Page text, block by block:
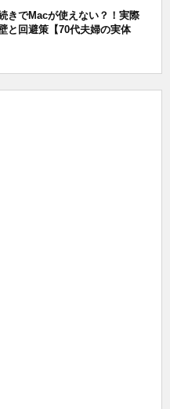
きでMacが使えない？！実際
と回避策【70代夫婦の実体